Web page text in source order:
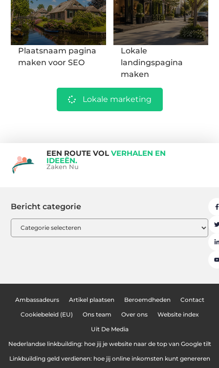
Plaatsnaam pagina
maken voor SEO
Lokale
landingspagina
maken
Lokale marketing
EEN ROUTE VOL VERHALEN EN
IDEEËN.
Zaken Nu
Bericht categorie
Ambassadeurs Artikel plaatsen Beroemdheden Contact
Cookiebeleid (EU) Ons team Over ons Website index
Uit De Media
Nederlandse linkbuilding: hoe jij je website naar de top van Google tilt
Linkbuilding geld verdienen: hoe jij online inkomsten kunt genereren